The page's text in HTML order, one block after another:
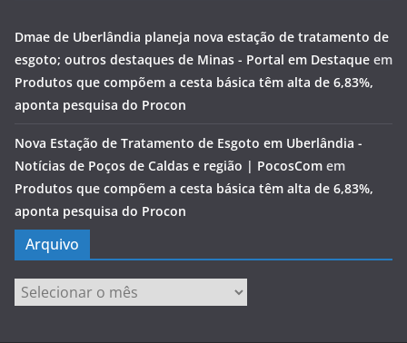
Dmae de Uberlândia planeja nova estação de tratamento de
esgoto; outros destaques de Minas - Portal em Destaque em
Produtos que compõem a cesta básica têm alta de 6,83%,
aponta pesquisa do Procon
Nova Estação de Tratamento de Esgoto em Uberlândia -
Notícias de Poços de Caldas e região | PocosCom em
Produtos que compõem a cesta básica têm alta de 6,83%,
aponta pesquisa do Procon
Arquivo
Arquivo